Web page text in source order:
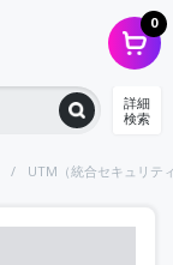
0
詳細
検索
UTM（統合セキュリテ